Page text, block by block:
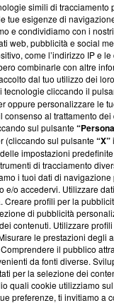
informazioni
editoriali e su
Inoltre, afferma la
with Integrity’Blasting
ma ha
ha ancora effettuato
247.845.224, Via Carlo
+39 0690258937
simili di tracciamento
tue esigenze di
e condividiamo con i nostri
web, pubblicità e social
come l’indirizzo IP e
combinarle con altre
dal tuo utilizzo dei
tecnologie cliccando il
oppure personalizzare le
al trattamento
sul pulsante
(cliccando sul pulsante“X”
impostazioni
di tracciamento
i tuoi dati di
e/o accedervi. Utilizzare
Creare profili per la
di pubblicità
contenuti. Utilizzare
le prestazioni degli
il pubblico
da fonti diverse.
per la selezione dei
quali cookie utilizziamo
preferenze, ti invitiamo a